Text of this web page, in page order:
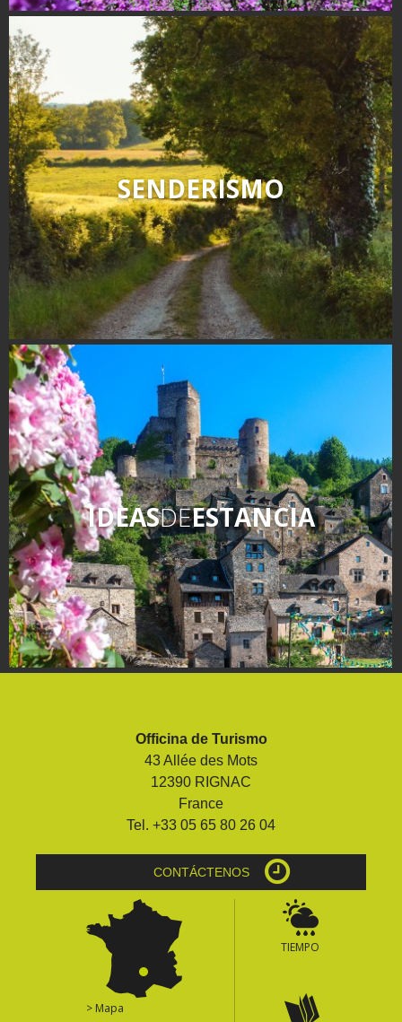
SENDERISMO
IDEASDEESTANCIA
Officina de Turismo
43 Allée des Mots
12390 RIGNAC
France
Tel. +33 05 65 80 26 04
CONTÁCTENOS
> Mapa
TIEMPO